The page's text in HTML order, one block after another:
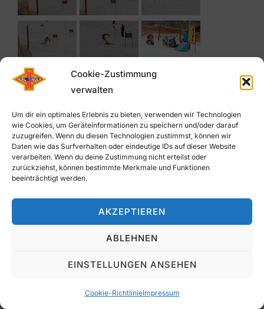
Cookie-Zustimmung
verwalten
Um dir ein optimales Erlebnis zu bieten, verwenden wir Technologien
wie Cookies, um Geräteinformationen zu speichern und/oder darauf
zuzugreifen. Wenn du diesen Technologien zustimmst, können wir
Daten wie das Surfverhalten oder eindeutige IDs auf dieser Website
verarbeiten. Wenn du deine Zustimmung nicht erteilst oder
zurückziehst, können bestimmte Merkmale und Funktionen
beeinträchtigt werden.
AKZEPTIEREN
ABLEHNEN
EINSTELLUNGEN ANSEHEN
Cookie-RichtlinieImpressum